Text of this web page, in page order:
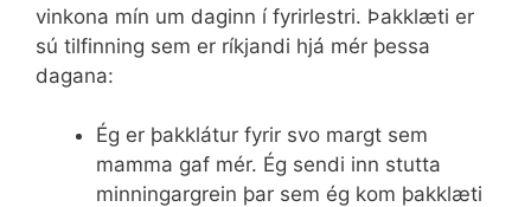
vinkona mín um daginn í fyrirlestri. Þakklæti er
sú tilfinning sem er ríkjandi hjá mér þessa
dagana:
Ég er þakklátur fyrir svo margt sem
mamma gaf mér. Ég sendi inn stutta
minningargrein þar sem ég kom þakklæti